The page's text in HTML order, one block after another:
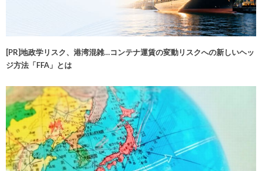
[PR]地政学リスク、港湾混雑…コンテナ運賃の変動リスクへの新しいヘッ
ジ方法「FFA」とは